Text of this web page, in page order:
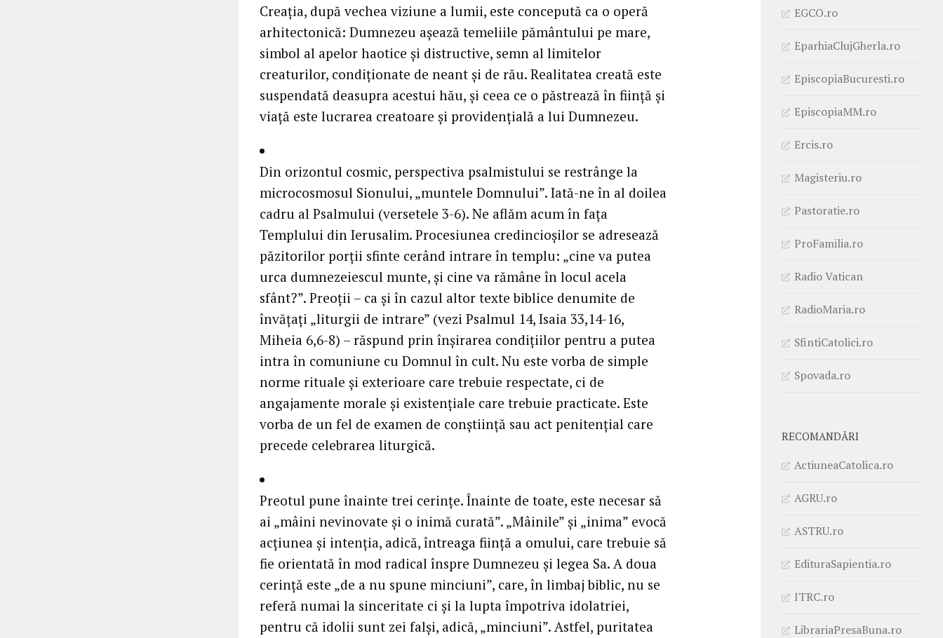
Creaţia, după vechea viziune a lumii, este concepută ca o operă
arhitectonică: Dumnezeu aşează temeliile pământului pe mare,
simbol al apelor haotice şi distructive, semn al limitelor
creaturilor, condiţionate de neant şi de rău. Realitatea creată este
suspendată deasupra acestui hău, şi ceea ce o păstrează în fiinţă şi
viaţă este lucrarea creatoare şi providenţială a lui Dumnezeu.
Din orizontul cosmic, perspectiva psalmistului se restrânge la
microcosmosul Sionului, „muntele Domnului”. Iată-ne în al doilea
cadru al Psalmului (versetele 3-6). Ne aflăm acum în faţa
Templului din Ierusalim. Procesiunea credincioşilor se adresează
păzitorilor porţii sfinte cerând intrare în templu: „cine va putea
urca dumnezeiescul munte, şi cine va rămâne în locul acela
sfânt?”. Preoţii – ca şi în cazul altor texte biblice denumite de
învăţaţi „liturgii de intrare” (vezi Psalmul 14, Isaia 33,14-16,
Miheia 6,6-8) – răspund prin înşirarea condiţiilor pentru a putea
intra în comuniune cu Domnul în cult. Nu este vorba de simple
norme rituale şi exterioare care trebuie respectate, ci de
angajamente morale şi existenţiale care trebuie practicate. Este
vorba de un fel de examen de conştiinţă sau act penitenţial care
precede celebrarea liturgică.
Preotul pune înainte trei cerinţe. Înainte de toate, este necesar să
ai „mâini nevinovate şi o inimă curată”. „Mâinile” şi „inima” evocă
acţiunea şi intenţia, adică, întreaga fiinţă a omului, care trebuie să
fie orientată în mod radical înspre Dumnezeu şi legea Sa. A doua
cerinţă este „de a nu spune minciuni”, care, în limbaj biblic, nu se
referă numai la sinceritate ci şi la lupta împotriva idolatriei,
pentru că idolii sunt zei falşi, adică, „minciuni”. Astfel, puritatea
EGCO.ro
EparhiaClujGherla.ro
EpiscopiaBucuresti.ro
EpiscopiaMM.ro
Ercis.ro
Magisteriu.ro
Pastoratie.ro
ProFamilia.ro
Radio Vatican
RadioMaria.ro
SfintiCatolici.ro
Spovada.ro
RECOMANDĂRI
ActiuneaCatolica.ro
AGRU.ro
ASTRU.ro
EdituraSapientia.ro
ITRC.ro
LibrariaPresaBuna.ro